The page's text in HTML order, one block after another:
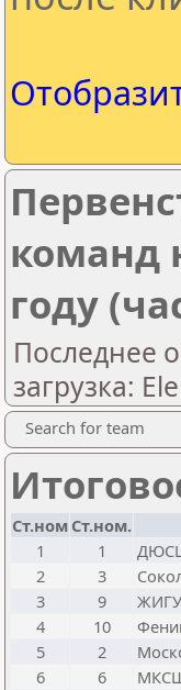
команд
году
Последнее
загрузка:
Search for team
Ст.ном Ст.ном.
1
1
ДЮСШ
2
3
3
9
4
10
5
2
6
6